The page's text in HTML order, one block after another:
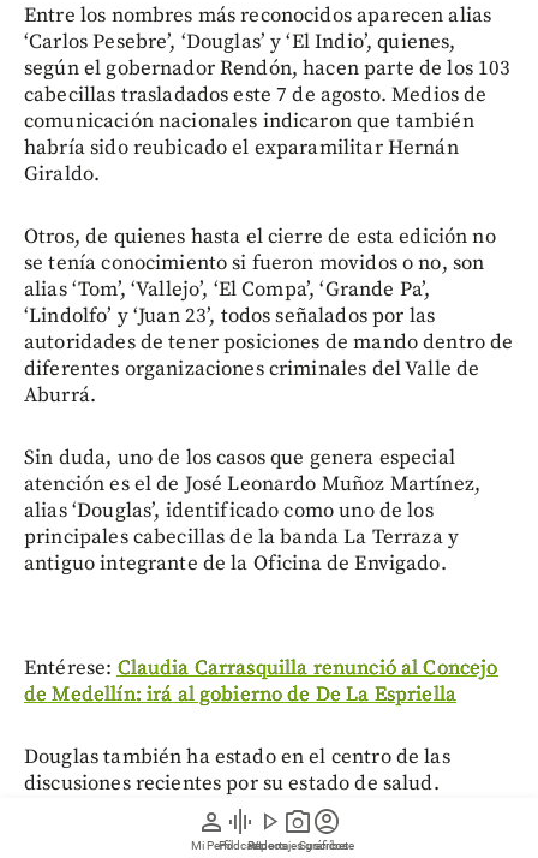
person
Mi Perfil
graphic_eq
Pódcast
play_arrow
Videos
photo_camera
Reportajes gráficos
account_circle
Suscríbete
Entre los nombres más reconocidos aparecen alias
‘Carlos Pesebre’, ‘Douglas’ y ‘El Indio’, quienes,
según el gobernador Rendón, hacen parte de los 103
cabecillas trasladados este 7 de agosto. Medios de
comunicación nacionales indicaron que también
habría sido reubicado el exparamilitar Hernán
Giraldo.
Otros, de quienes hasta el cierre de esta edición no
se tenía conocimiento si fueron movidos o no, son
alias ‘Tom’, ‘Vallejo’, ‘El Compa’, ‘Grande Pa’,
‘Lindolfo’ y ‘Juan 23’, todos señalados por las
autoridades de tener posiciones de mando dentro de
diferentes organizaciones criminales del Valle de
Aburrá.
Sin duda, uno de los casos que genera especial
atención es el de José Leonardo Muñoz Martínez,
alias ‘Douglas’, identificado como uno de los
principales cabecillas de la banda La Terraza y
antiguo integrante de la Oficina de Envigado.
Entérese: Claudia Carrasquilla renunció al Concejo
de Medellín: irá al gobierno de De La Espriella
Douglas también ha estado en el centro de las
discusiones recientes por su estado de salud.
Fuentes conocedoras de su situación señalaron que,
pese a tener la salvaguarda de una tutela para no